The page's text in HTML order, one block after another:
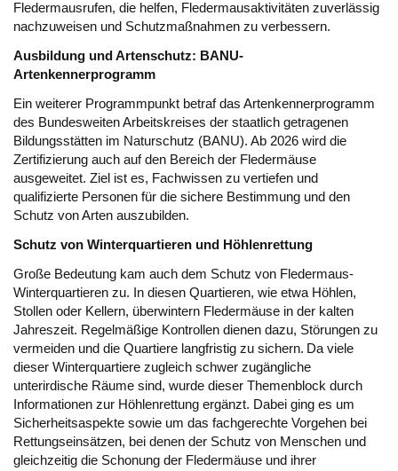
Fledermausrufen, die helfen, Fledermausaktivitäten zuverlässig
nachzuweisen und Schutzmaßnahmen zu verbessern.
Ausbildung und Artenschutz: BANU-
Artenkennerprogramm
Ein weiterer Programmpunkt betraf das Artenkennerprogramm
des Bundesweiten Arbeitskreises der staatlich getragenen
Bildungsstätten im Naturschutz (BANU). Ab 2026 wird die
Zertifizierung auch auf den Bereich der Fledermäuse
ausgeweitet. Ziel ist es, Fachwissen zu vertiefen und
qualifizierte Personen für die sichere Bestimmung und den
Schutz von Arten auszubilden.
Schutz von Winterquartieren und Höhlenrettung
Große Bedeutung kam auch dem Schutz von Fledermaus-
Winterquartieren zu. In diesen Quartieren, wie etwa Höhlen,
Stollen oder Kellern, überwintern Fledermäuse in der kalten
Jahreszeit. Regelmäßige Kontrollen dienen dazu, Störungen zu
vermeiden und die Quartiere langfristig zu sichern. Da viele
dieser Winterquartiere zugleich schwer zugängliche
unterirdische Räume sind, wurde dieser Themenblock durch
Informationen zur Höhlenrettung ergänzt. Dabei ging es um
Sicherheitsaspekte sowie um das fachgerechte Vorgehen bei
Rettungseinsätzen, bei denen der Schutz von Menschen und
gleichzeitig die Schonung der Fledermäuse und ihrer